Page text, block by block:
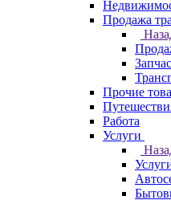
Продажа
Прочие
Работа
Услуги